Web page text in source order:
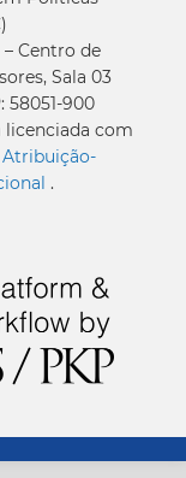
Centro de
Sala 03
58051-900
licenciada com
Atribuição-
.